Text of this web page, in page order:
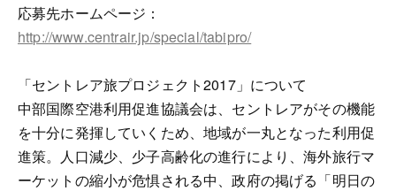
応募先ホームページ：
http://www.centrair.jp/special/tabipro/
「セントレア旅プロジェクト2017」について
中部国際空港利用促進協議会は、セントレアがその機能
を十分に発揮していくため、地域が一丸となった利用促
進策。人口減少、少子高齢化の進行により、海外旅行マ
ーケットの縮小が危惧される中、政府の掲げる「明日の